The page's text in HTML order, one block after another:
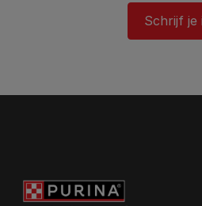
Schrijf je